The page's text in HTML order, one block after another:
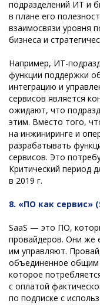
подразделений ИТ и
в плане его
взаимосвязи уровня
бизнеса и
Например, ИТ-
функции поддержки
интеграцию и
сервисов является
ожидают, что
этим. Вместо того,
на инжиниринге и
разрабатывать
сервисов. Это
Критический период
в 2019 г.
8. «ПО как сервис»
SaaS — это ПО,
провайдеров. Они же
им управляют.
объединенное общим
которое
с оплатой
по подписке с